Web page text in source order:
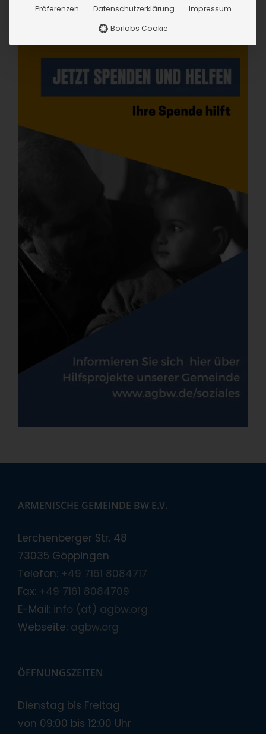
ARMENISCHE GEMEINDE BW E.V.
Lerchenberger Str. 48
73035 Göppingen
Telefon: +49 7161 8084717
Fax: +49 7161 8084709
E-Mail: info (at) agbw.org
Webseite: agbw.org
ÖFFNUNGSZEITEN
Dienstag bis Freitag
von 09:00 bis 12:00 Uhr
Präferenzen Datenschutzerklärung
Impressum
Borlabs Cookie